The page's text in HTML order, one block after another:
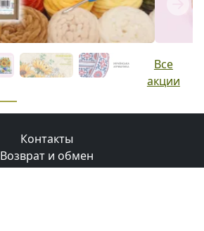
Next
Все
акции
Контакты
Возврат и обмен
Доставка